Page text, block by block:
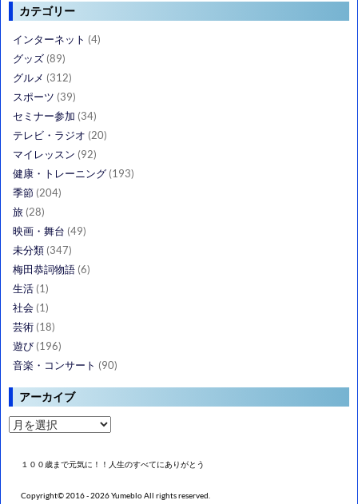
カテゴリー
インターネット (4)
グッズ (89)
グルメ (312)
スポーツ (39)
セミナー参加 (34)
テレビ・ラジオ (20)
マイレッスン (92)
健康・トレーニング (193)
季節 (204)
旅 (28)
映画・舞台 (49)
未分類 (347)
梅田恭詞物語 (6)
生活 (1)
社会 (1)
芸術 (18)
遊び (196)
音楽・コンサート (90)
アーカイブ
ア
ー
１００歳まで元気に！！人生のすべてにありがとう
Copyright© 2016 - 2026 Yumeblo All rights reserved.